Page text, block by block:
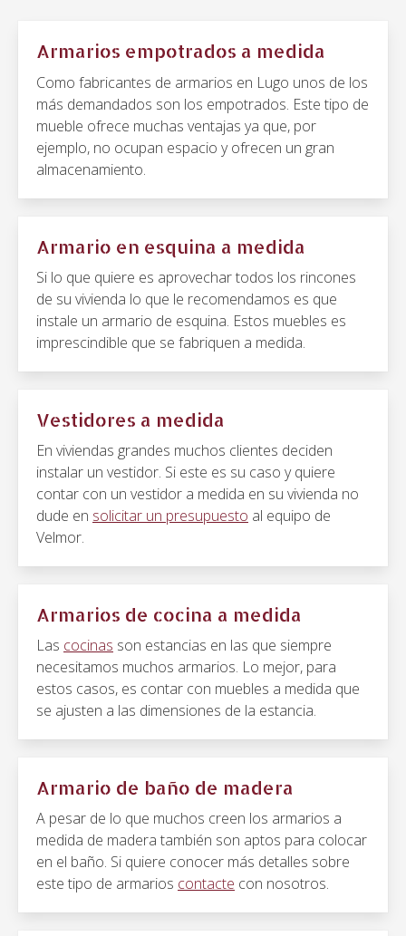
Armarios empotrados a medida
Como fabricantes de armarios en Lugo unos de los
más demandados son los empotrados. Este tipo de
mueble ofrece muchas ventajas ya que, por
ejemplo, no ocupan espacio y ofrecen un gran
almacenamiento.
Armario en esquina a medida
Si lo que quiere es aprovechar todos los rincones
de su vivienda lo que le recomendamos es que
instale un armario de esquina. Estos muebles es
imprescindible que se fabriquen a medida.
Vestidores a medida
En viviendas grandes muchos clientes deciden
instalar un vestidor. Si este es su caso y quiere
contar con un vestidor a medida en su vivienda no
dude en solicitar un presupuesto al equipo de
Velmor.
Armarios de cocina a medida
Las cocinas son estancias en las que siempre
necesitamos muchos armarios. Lo mejor, para
estos casos, es contar con muebles a medida que
se ajusten a las dimensiones de la estancia.
Armario de baño de madera
A pesar de lo que muchos creen los armarios a
medida de madera también son aptos para colocar
en el baño. Si quiere conocer más detalles sobre
este tipo de armarios contacte con nosotros.